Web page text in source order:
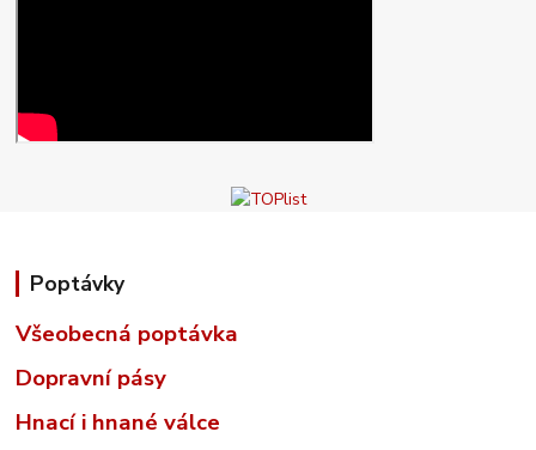
Poptávky
Všeobecná poptávka
Dopravní pásy
Hnací i hnané válce